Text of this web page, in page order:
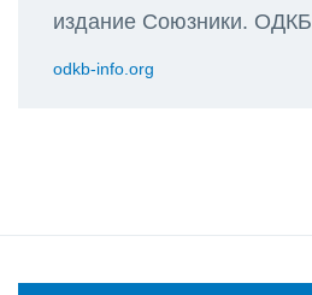
издание Союзники. ОДКБ
odkb-info.org